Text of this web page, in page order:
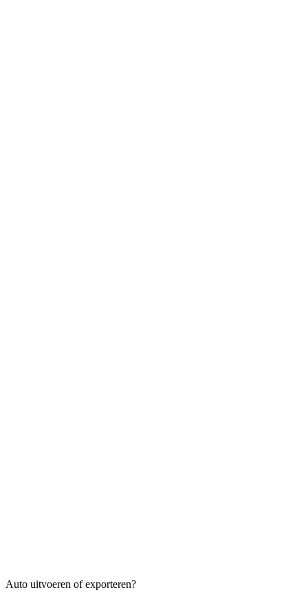
Auto uitvoeren of exporteren?